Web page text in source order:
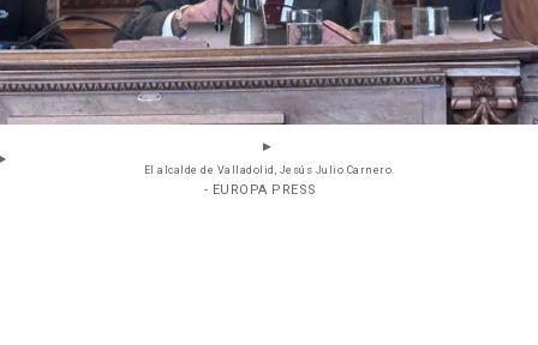
El alcalde de Valladolid, Jesús Julio Carnero.
- EUROPA PRESS